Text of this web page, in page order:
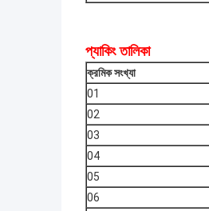
প্যাকিং তালিকা
ক্রমিক সংখ্যা
01
02
03
04
05
06